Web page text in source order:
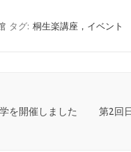
タグ: 桐生楽講座，イベント
を開催しました
第2回